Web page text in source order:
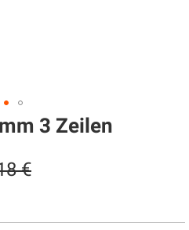
3 Zeilen
€